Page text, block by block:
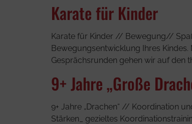
Karate für Kinder
Karate für Kinder // Bewegung//
Bewegungsentwicklung Ihres
Gesprächsrunden gehen wir auf den
9+ Jahre „Große
9+ Jahre „Drachen“ // Koordination
Stärken_ gezieltes